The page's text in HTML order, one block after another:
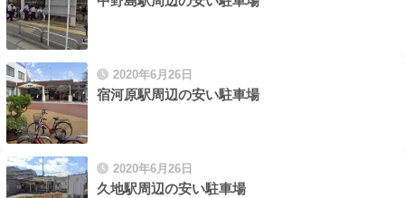
2020年6月26日
宿河原駅周辺の安い駐車場
2020年6月26日
久地駅周辺の安い駐車場